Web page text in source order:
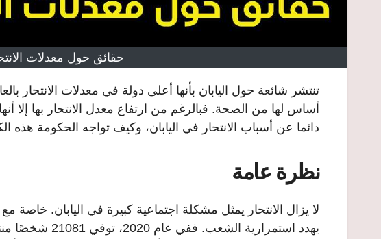
حقائق حول معدلات
تنتشر شائعة حول اليابان بأنها أعلى دولة في معدلات الانتحار
أساس لها من الصحة. فبالرغم من ارتفاع معدل الانتحار بها إلا
دائما عن أسباب الانتحار في اليابان، وكيف تواجه الحكومة هذه
نظرة عامة
لا يزال الانتحار يمثل مشكلة اجتماعية كبيرة في اليابان.